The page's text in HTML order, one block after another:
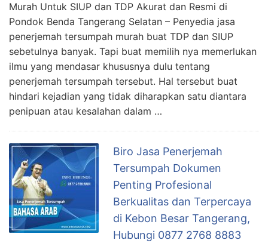
Murah Untuk SIUP dan TDP Akurat dan Resmi di
Pondok Benda Tangerang Selatan – Penyedia jasa
penerjemah tersumpah murah buat TDP dan SIUP
sebetulnya banyak. Tapi buat memilih nya memerlukan
ilmu yang mendasar khususnya dulu tentang
penerjemah tersumpah tersebut. Hal tersebut buat
hindari kejadian yang tidak diharapkan satu diantara
penipuan atau kesalahan dalam …
Biro Jasa Penerjemah
Tersumpah Dokumen
Penting Profesional
Berkualitas dan Terpercaya
di Kebon Besar Tangerang,
Hubungi 0877 2768 8883